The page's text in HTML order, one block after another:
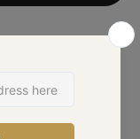
Met de
Zo kun je jouw
verschillende
armbandjes